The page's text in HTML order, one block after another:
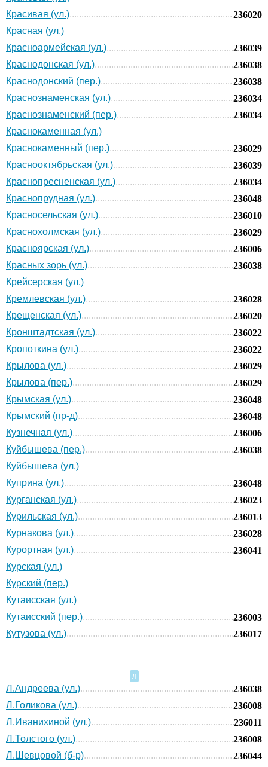
Красивая (ул.)
236020
Красная (ул.)
Красноармейская (ул.)
236039
Краснодонская (ул.)
236038
Краснодонский (пер.)
236038
Краснознаменская (ул.)
236034
Краснознаменский (пер.)
236034
Краснокаменная (ул.)
Краснокаменный (пер.)
236029
Краснооктябрьская (ул.)
236039
Краснопресненская (ул.)
236034
Краснопрудная (ул.)
236048
Красносельская (ул.)
236010
Краснохолмская (ул.)
236029
Красноярская (ул.)
236006
Красных зорь (ул.)
236038
Крейсерская (ул.)
Кремлевская (ул.)
236028
Крещенская (ул.)
236020
Кронштадтская (ул.)
236022
Кропоткина (ул.)
236022
Крылова (ул.)
236029
Крылова (пер.)
236029
Крымская (ул.)
236048
Крымский (пр-д)
236048
Кузнечная (ул.)
236006
Куйбышева (пер.)
236038
Куйбышева (ул.)
Куприна (ул.)
236048
Курганская (ул.)
236023
Курильская (ул.)
236013
Курнакова (ул.)
236028
Курортная (ул.)
236041
Курская (ул.)
Курский (пер.)
Кутаисская (ул.)
Кутаисский (пер.)
236003
Кутузова (ул.)
236017
Л
Л.Андреева (ул.)
236038
Л.Голикова (ул.)
236008
Л.Иванихиной (ул.)
236011
Л.Толстого (ул.)
236008
Л.Шевцовой (б-р)
236044